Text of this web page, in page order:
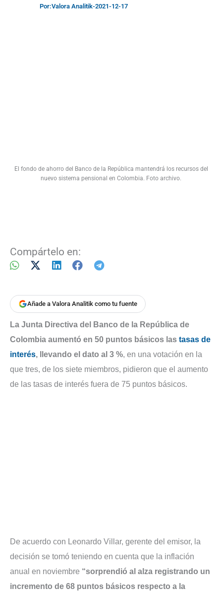
Por:Valora Analitik-2021-12-17
El fondo de ahorro del Banco de la República mantendrá los recursos del
nuevo sistema pensional en Colombia. Foto archivo.
Compártelo en:
Añade a Valora Analitik como tu fuente
La Junta Directiva del Banco de la República de
Colombia aumentó en 50 puntos básicos las tasas de
interés, llevando el dato al 3 %, en una votación en la
que tres, de los siete miembros, pidieron que el aumento
de las tasas de interés fuera de 75 puntos básicos.
De acuerdo con Leonardo Villar, gerente del emisor, la
decisión se tomó teniendo en cuenta que la inflación
anual en noviembre “sorprendió al alza registrando un
incremento de 68 puntos básicos respecto a la